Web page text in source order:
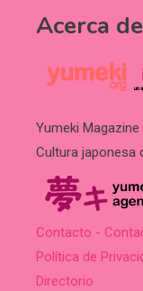
Acerca de
Yumeki
Cultura japonesa
Contacto -
Política de
Directorio